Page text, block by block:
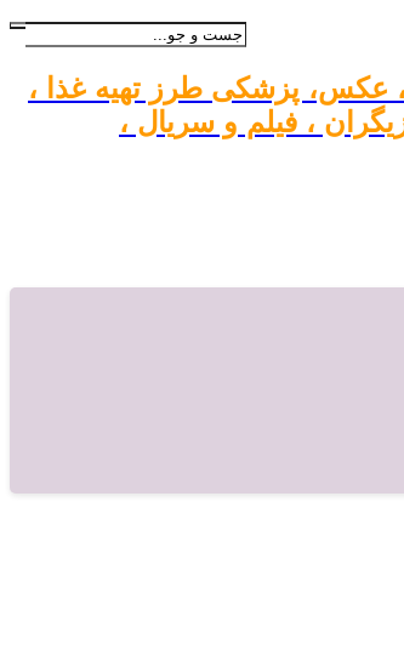
عکس، پزشکی طرز تهیه غذا ،
، فیلم و سریال ،